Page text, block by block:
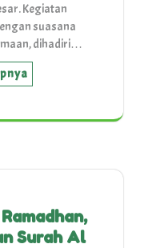
Kegiatan
suasana
dihadiri…
Surah Al